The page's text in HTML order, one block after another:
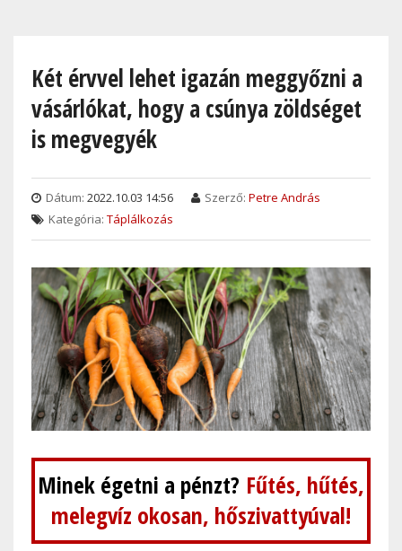
contentKét érvvel lehet igazán meggyőzni a
vásárlókat, hogy a csúnya zöldséget
is megvegyék
Dátum: 2022.10.03 14:56 Szerző: Petre András
Kategória: Táplálkozás
Minek égetni a pénzt? Fűtés, hűtés,
melegvíz okosan, hőszivattyúval!